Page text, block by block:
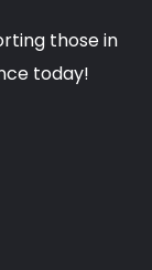
those in
today!